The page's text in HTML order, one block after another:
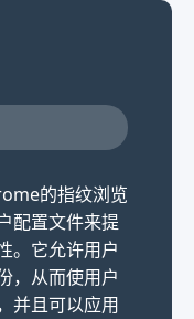
的指纹浏览
配置文件来提
。它允许用户
，从而使用户
并且可以应用